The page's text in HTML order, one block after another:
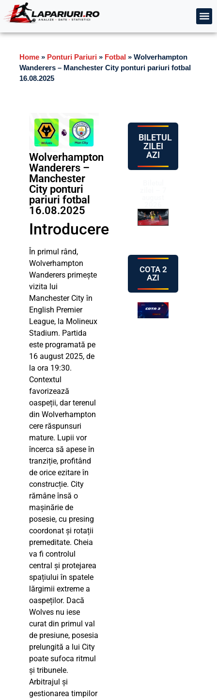
Home » Ponturi Pariuri » Fotbal » Wolverhampton
Wanderers – Manchester City ponturi pariuri fotbal
16.08.2025
Wolverhampton
Wanderers –
Manchester
City ponturi
pariuri fotbal
16.08.2025
Introducere
În primul rând,
Wolverhampton
Wanderers primește
vizita lui
Manchester City în
English Premier
League, la Molineux
Stadium. Partida
este programată pe
16 august 2025, de
la ora 19:30.
Contextul
favorizează
oaspeții, dar terenul
din Wolverhampton
cere răspunsuri
mature. Lupii vor
încerca să apese în
tranziție, profitând
de orice ezitare în
construcție. City
rămâne însă o
mașinărie de
posesie, cu presing
coordonat și rotații
premeditate. Cheia
va fi controlul
central și protejarea
spațiului în spatele
lărgimii extreme a
oaspeților. Dacă
Wolves nu iese
curat din primul val
de presiune, posesia
prelungită a lui City
poate sufoca ritmul
și tribunele.
Arbitrajul și
gestionarea timpilor
BILETUL
ZILEI
AZI
COTA 2
AZI